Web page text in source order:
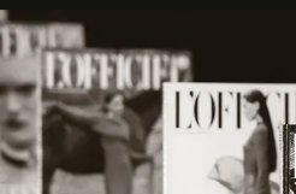
framework where creativity,
converge with surgical